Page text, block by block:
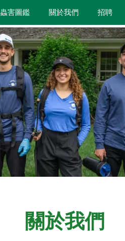
蟲害圖鑑 關於我們 招聘
關於我們